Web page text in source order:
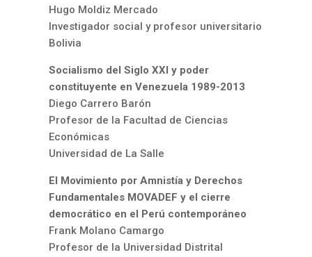
Hugo Moldiz Mercado
Investigador social y profesor universitario
Bolivia
Socialismo del Siglo XXI y poder
constituyente en Venezuela 1989-2013
Diego Carrero Barón
Profesor de la Facultad de Ciencias
Económicas
Universidad de La Salle
El Movimiento por Amnistía y Derechos
Fundamentales MOVADEF y el cierre
democrático en el Perú contemporáneo
Frank Molano Camargo
Profesor de la Universidad Distrital